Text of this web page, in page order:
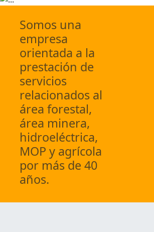
Somos una
empresa
orientada a la
prestación de
servicios
relacionados al
área forestal,
área minera,
hidroeléctrica,
MOP y agrícola
por más de 40
años.